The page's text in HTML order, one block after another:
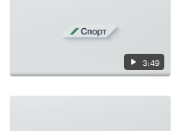
3:49